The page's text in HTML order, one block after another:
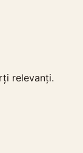
relevanți.